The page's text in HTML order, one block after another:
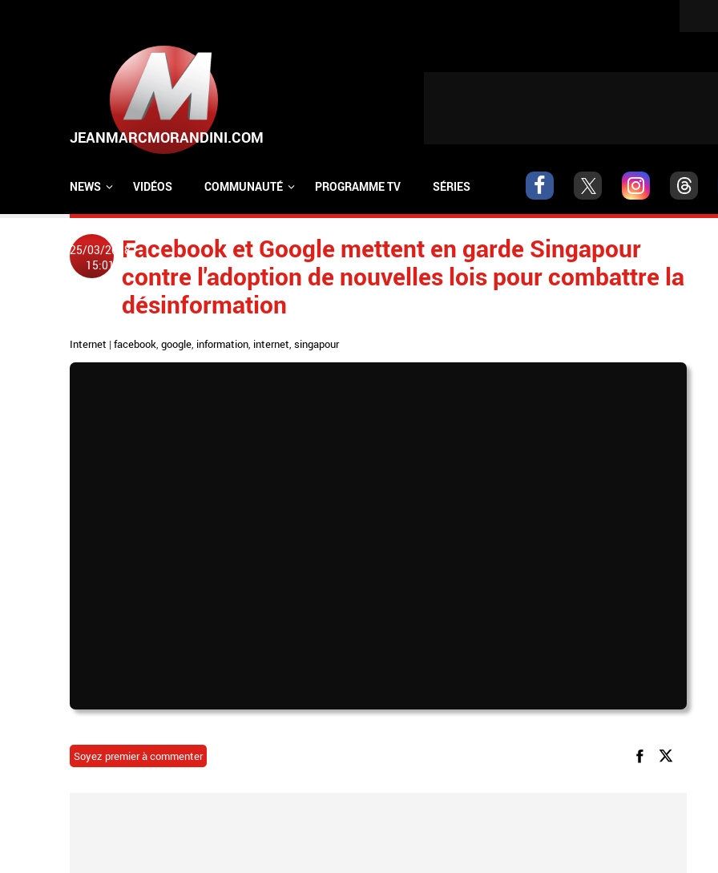
NEWS VIDÉOS COMMUNAUTÉ PROGRAMME TV SÉRIES
25/03/2018
15:01
Facebook et Google mettent en garde Singapour
contre l'adoption de nouvelles lois pour combattre la
désinformation
Internet | facebook, google, information, internet, singapour
Soyez premier à commenter